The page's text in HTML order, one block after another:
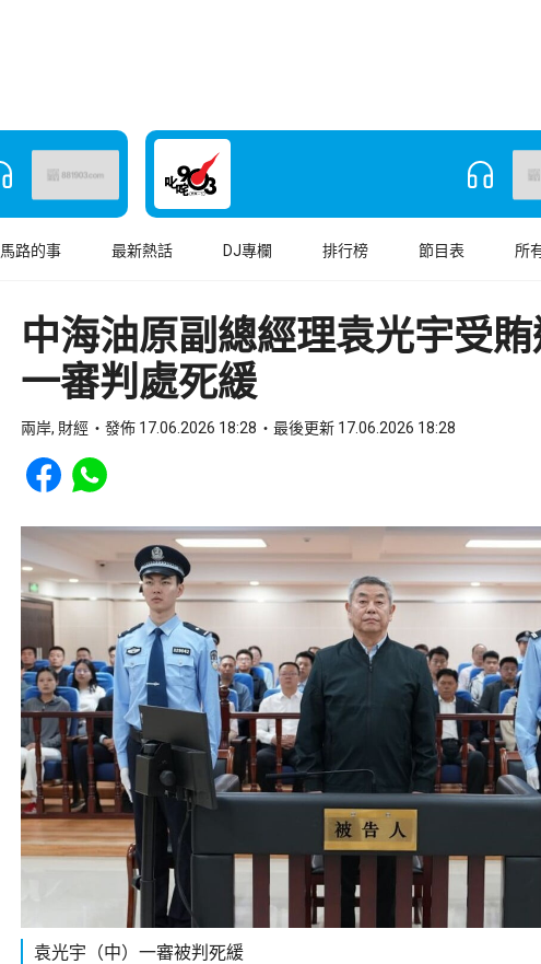
馬路的事 最新熱話 DJ專欄 排行榜 節目表 所
中海油原副總經理袁光宇受
一審判處死緩
兩岸, 財經 發佈 17.06.2026 18:28 最後更新 17.06.2026 18:28
Share to Facebook
Share to WhatsApp
袁光宇（中）一審被判死緩